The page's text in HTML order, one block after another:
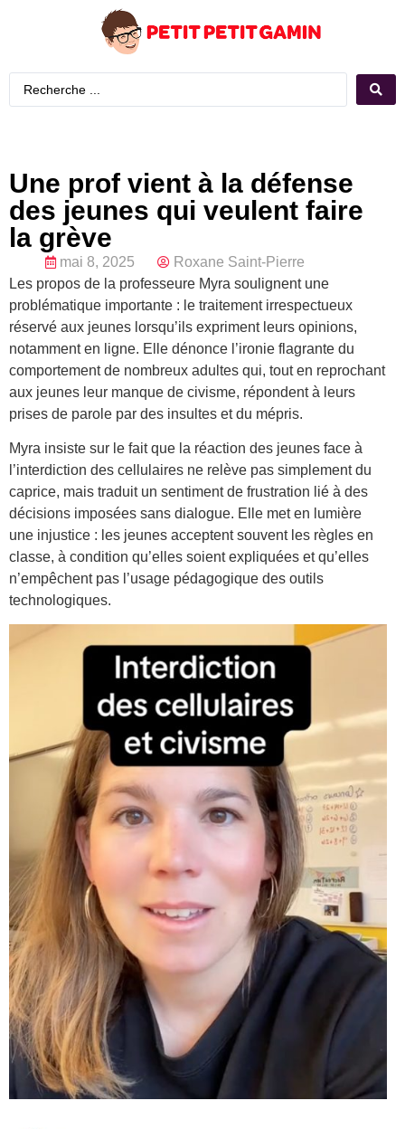
Une prof vient à la défense
des jeunes qui veulent faire
la grève
mai 8, 2025
Roxane Saint-Pierre
Les propos de la professeure Myra soulignent une
problématique importante : le traitement irrespectueux
réservé aux jeunes lorsqu’ils expriment leurs opinions,
notamment en ligne. Elle dénonce l’ironie flagrante du
comportement de nombreux adultes qui, tout en reprochant
aux jeunes leur manque de civisme, répondent à leurs
prises de parole par des insultes et du mépris.
Myra insiste sur le fait que la réaction des jeunes face à
l’interdiction des cellulaires ne relève pas simplement du
caprice, mais traduit un sentiment de frustration lié à des
décisions imposées sans dialogue. Elle met en lumière
une injustice : les jeunes acceptent souvent les règles en
classe, à condition qu’elles soient expliquées et qu’elles
n’empêchent pas l’usage pédagogique des outils
technologiques.